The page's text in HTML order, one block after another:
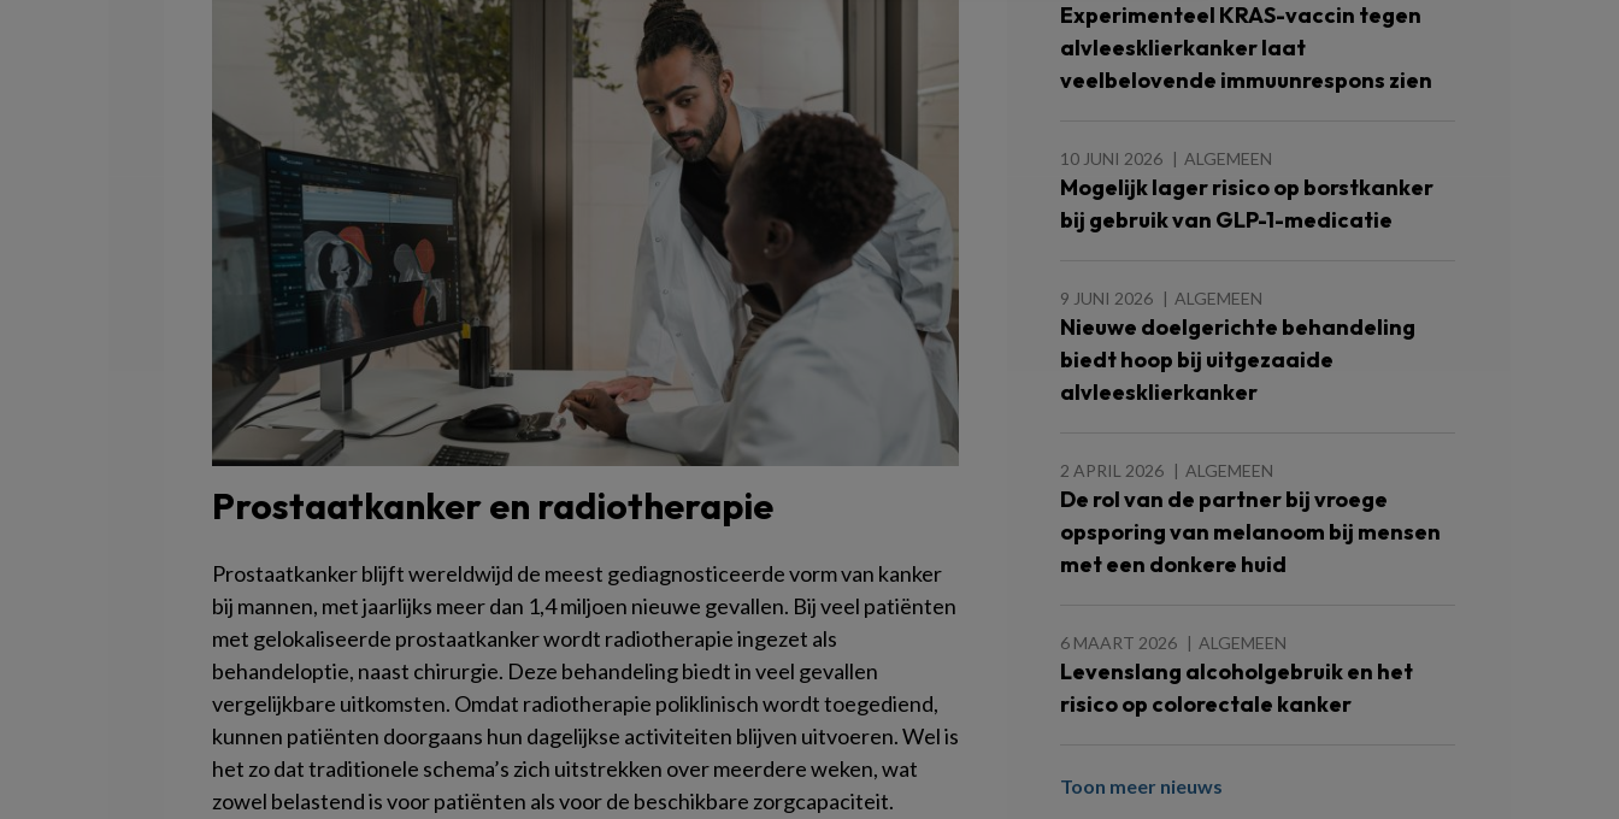
Prostaatkanker en radiotherapie
Prostaatkanker blijft wereldwijd de meest gediagnosticeerde vorm van kanker
bij mannen, met jaarlijks meer dan 1,4 miljoen nieuwe gevallen. Bij veel patiënten
met gelokaliseerde prostaatkanker wordt radiotherapie ingezet als
behandeloptie, naast chirurgie. Deze behandeling biedt in veel gevallen
vergelijkbare uitkomsten. Omdat radiotherapie poliklinisch wordt toegediend,
kunnen patiënten doorgaans hun dagelijkse activiteiten blijven uitvoeren. Wel is
het zo dat traditionele schema’s zich uitstrekken over meerdere weken, wat
zowel belastend is voor patiënten als voor de beschikbare zorgcapaciteit.
Experimenteel KRAS-vaccin tegen
alvleesklierkanker laat
veelbelovende immuunrespons zien
10 JUNI 2026 ALGEMEEN
Mogelijk lager risico op borstkanker
bij gebruik van GLP-1-medicatie
9 JUNI 2026 ALGEMEEN
Nieuwe doelgerichte behandeling
biedt hoop bij uitgezaaide
alvleesklierkanker
2 APRIL 2026 ALGEMEEN
De rol van de partner bij vroege
opsporing van melanoom bij mensen
met een donkere huid
6 MAART 2026 ALGEMEEN
Levenslang alcoholgebruik en het
risico op colorectale kanker
Toon meer nieuws